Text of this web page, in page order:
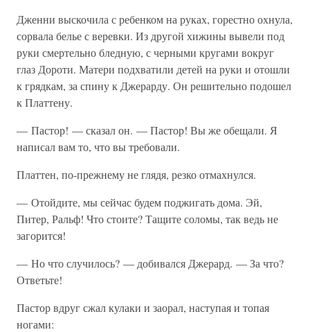
Дженни выскочила с ребенком на руках, горестно охнула,
сорвала белье с веревки. Из другой хижины вывели под
руки смертельно бледную, с черными кругами вокруг
глаз Дороти. Матери подхватили детей на руки и отошли
к грядкам, за спину к Джерарду. Он решительно подошел
к Платтену.
— Пастор! — сказал он. — Пастор! Вы же обещали. Я
написал вам то, что вы требовали.
Платтен, по-прежнему не глядя, резко отмахнулся.
— Отойдите, мы сейчас будем поджигать дома. Эй,
Питер, Ральф! Что стоите? Тащите соломы, так ведь не
загорится!
— Но что случилось? — добивался Джерард. — За что?
Ответьте!
Пастор вдруг сжал кулаки и заорал, наступая и топая
ногами: